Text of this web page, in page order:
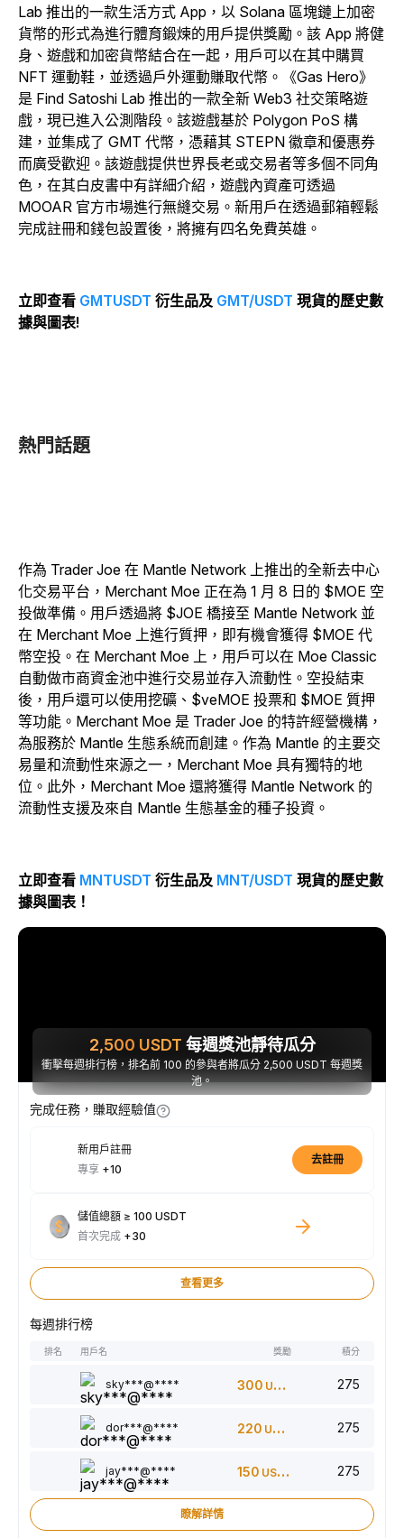
Lab 推出的一款生活方式 App，以 Solana 區塊鏈上加密
貨幣的形式為進行體育鍛煉的用戶提供獎勵。該 App 將健
身、遊戲和加密貨幣結合在一起，用戶可以在其中購買
NFT 運動鞋，並透過戶外運動賺取代幣。《Gas Hero》
是 Find Satoshi Lab 推出的一款全新 Web3 社交策略遊
戲，現已進入公測階段。該遊戲基於 Polygon PoS 構
建，並集成了 GMT 代幣，憑藉其 STEPN 徽章和優惠券
而廣受歡迎。該遊戲提供世界長老或交易者等多個不同角
色，在其白皮書中有詳細介紹，遊戲內資產可透過
MOOAR 官方市場進行無縫交易。新用戶在透過郵箱輕鬆
完成註冊和錢包設置後，將擁有四名免費英雄。
立即查看 GMTUSDT 衍生品及 GMT/USDT 現貨的歷史數
據與圖表!
熱門話題
作為 Trader Joe 在 Mantle Network 上推出的全新去中心
化交易平台，Merchant Moe 正在為 1 月 8 日的 $MOE 空
投做準備。用戶透過將 $JOE 橋接至 Mantle Network 並
在 Merchant Moe 上進行質押，即有機會獲得 $MOE 代
幣空投。在 Merchant Moe 上，用戶可以在 Moe Classic
自動做市商資金池中進行交易並存入流動性。空投結束
後，用戶還可以使用挖礦、$veMOE 投票和 $MOE 質押
等功能。Merchant Moe 是 Trader Joe 的特許經營機構，
為服務於 Mantle 生態系統而創建。作為 Mantle 的主要交
易量和流動性來源之一，Merchant Moe 具有獨特的地
位。此外，Merchant Moe 還將獲得 Mantle Network 的
流動性支援及來自 Mantle 生態基金的種子投資。
立即查看 MNTUSDT 衍生品及 MNT/USDT 現貨的歷史數
據與圖表！
2,500 USDT 每週獎池靜待瓜分
衝擊每週排行榜，排名前 100 的參與者將瓜分 2,500 USDT 每週獎
池。
完成任務，賺取經驗值
新用戶註冊
專享 +10
去註冊
儲值總額 ≥ 100 USDT
首次完成 +30
查看更多
每週排行榜
排名 用戶名 獎勵 積分
sky***@**** 300 USDT 275
dor***@**** 220 USDT 275
jay***@**** 150 USDT 275
瞭解詳情